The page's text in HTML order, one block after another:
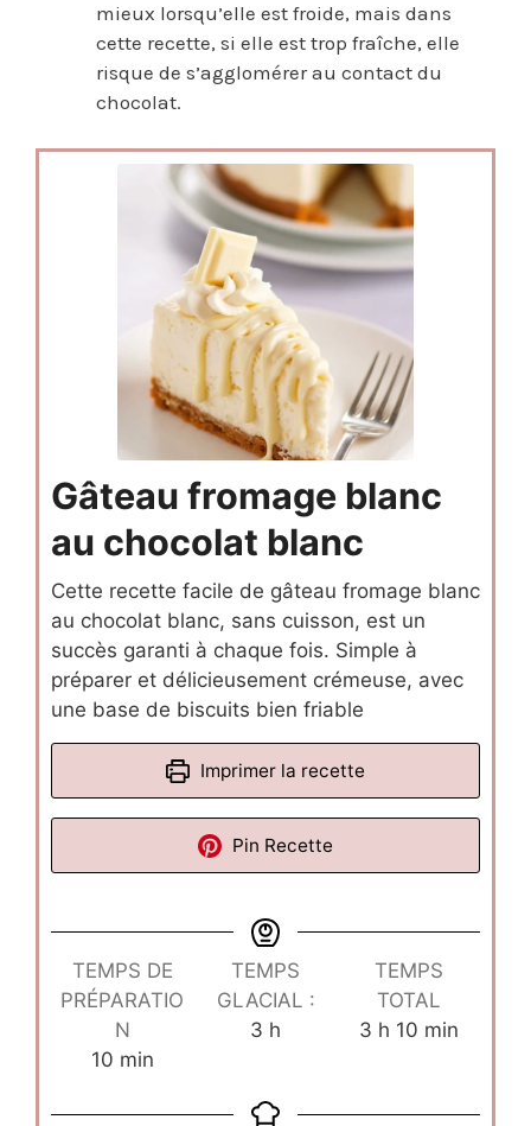
mieux lorsqu’elle est froide, mais dans
cette recette, si elle est trop fraîche, elle
risque de s’agglomérer au contact du
chocolat.
Gâteau fromage blanc
au chocolat blanc
Cette recette facile de gâteau fromage blanc
au chocolat blanc, sans cuisson, est un
succès garanti à chaque fois. Simple à
préparer et délicieusement crémeuse, avec
une base de biscuits bien friable
Imprimer la recette
Pin Recette
TEMPS DE
PRÉPARATIO
N
10minutes
min
TEMPS
GLACIAL :
3 heures
h
TEMPS
TOTAL
3heures
h 10minutes
min